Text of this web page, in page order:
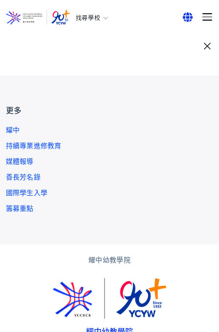
找尋學校
更多
耀中
持續專業進修教育
媒體報導
善長芳名錄
國際學生入學
籌募重點
耀中幼教學院